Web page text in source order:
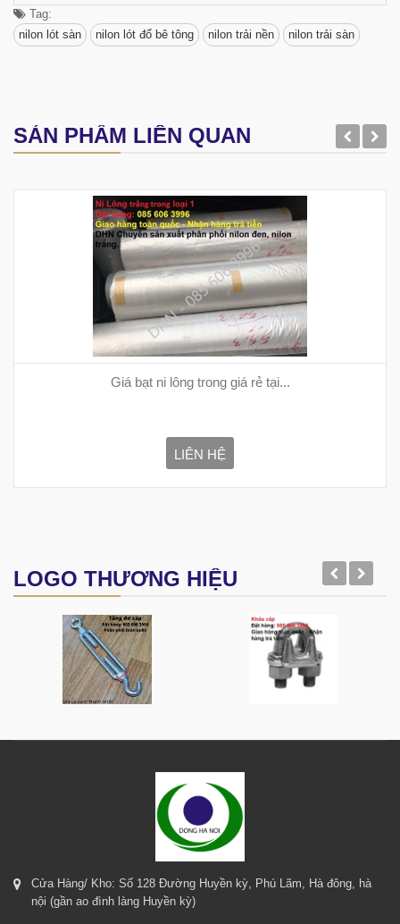
Tag:
nilon lót sàn
nilon lót đổ bê tông nilon trải nền nilon trải sàn
SẢN PHẨM LIÊN QUAN
Giá bạt ni lông trong giá rẻ tại...
LIÊN HỆ
LOGO THƯƠNG HIỆU
Cửa Hàng/ Kho: Số 128 Đường Huyền kỳ, Phú Lãm, Hà đông, hà
nội (gần ao đình làng Huyền kỳ)